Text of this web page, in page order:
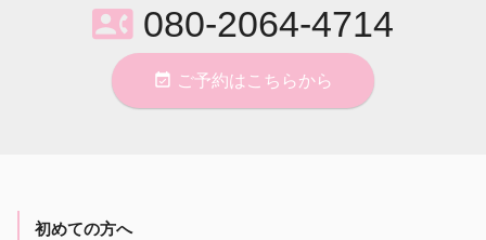
contact_phone 080-2064-4714
event_available ご予約はこちらから
初めての方へ